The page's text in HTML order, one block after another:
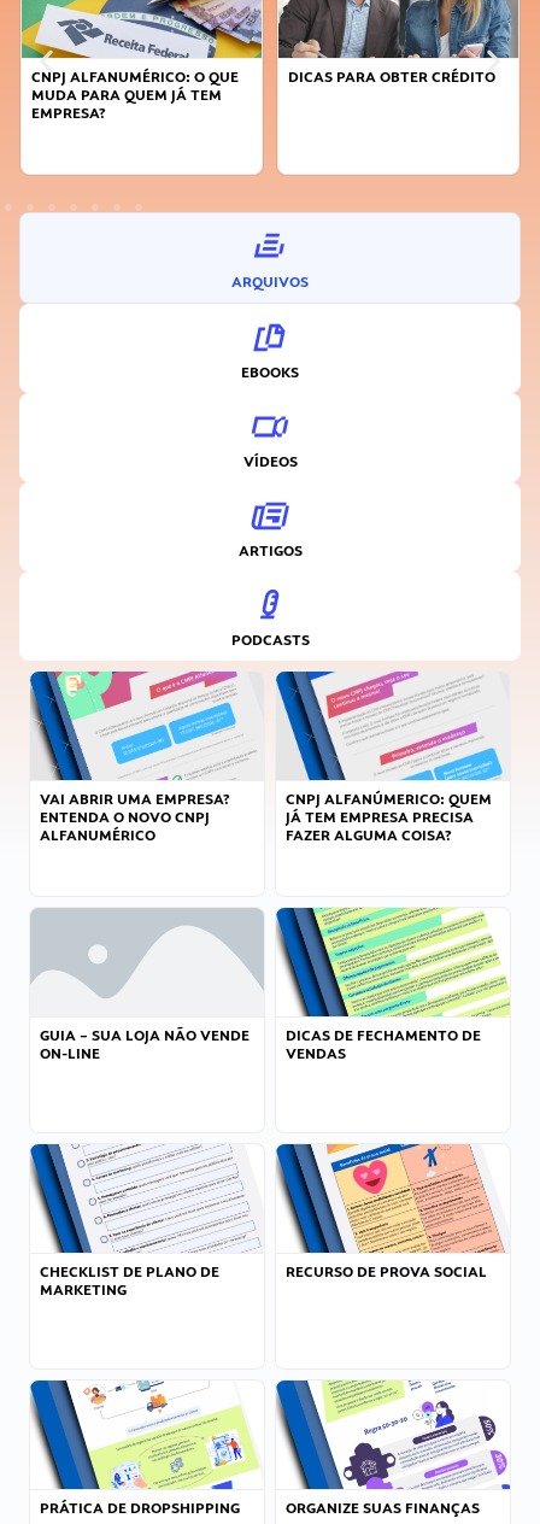
CNPJ ALFANUMÉRICO: O QUE
MUDA PARA QUEM JÁ TEM
EMPRESA?
DICAS PARA OBTER CRÉDITO
ARQUIVOS
EBOOKS
VÍDEOS
ARTIGOS
PODCASTS
VAI ABRIR UMA EMPRESA?
ENTENDA O NOVO CNPJ
ALFANUMÉRICO
CNPJ ALFANÚMERICO: QUEM
JÁ TEM EMPRESA PRECISA
FAZER ALGUMA COISA?
GUIA – SUA LOJA NÃO VENDE
ON-LINE
DICAS DE FECHAMENTO DE
VENDAS
CHECKLIST DE PLANO DE
MARKETING
RECURSO DE PROVA SOCIAL
PRÁTICA DE DROPSHIPPING ORGANIZE SUAS FINANÇAS